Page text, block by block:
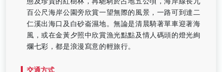
百公尺海岸公園旁欣賞一望無際的風景，一路可到達二
仁溪出海口及白砂崙濕地。無論是清晨騎著單車迎著海
風，或在金黃夕照中欣賞漁光點點及情人碼頭的燈光絢
爛七彩，都是浪漫寫意的輕旅行。
交通方式